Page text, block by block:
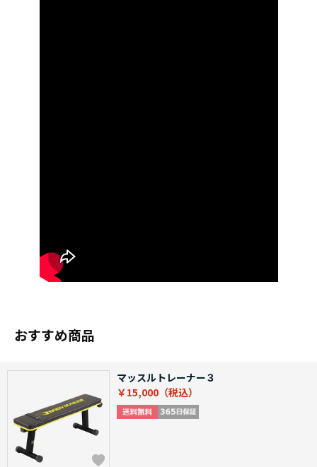
おすすめ商品
マッスルトレーナー３
￥15,000